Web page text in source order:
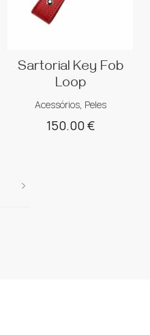
Sartorial Key Fob
Loop
Acessórios, Peles
150.00€